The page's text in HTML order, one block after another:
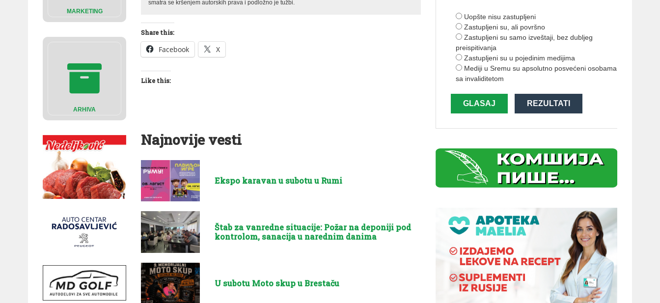
MARKETING
ARHIVA
smatra se kršenjem autorskih prava i podložno je tužbi.
Share this:
Facebook X
Like this:
Najnovije vesti
Ekspo karavan u subotu u Rumi
Štab za vanredne situacije: Požar na deponiji pod
kontrolom, sanacija u narednim danima
U subotu Moto skup u Brestaču
Uopšte nisu zastupljeni
Zastupljeni su, ali površno
Zastupljeni su samo izveštaji, bez dubljeg
preispitivanja
Zastupljeni su u pojedinim medijima
Mediji u Sremu su apsolutno posvećeni osobama
sa invaliditetom
GLASAJ REZULTATI